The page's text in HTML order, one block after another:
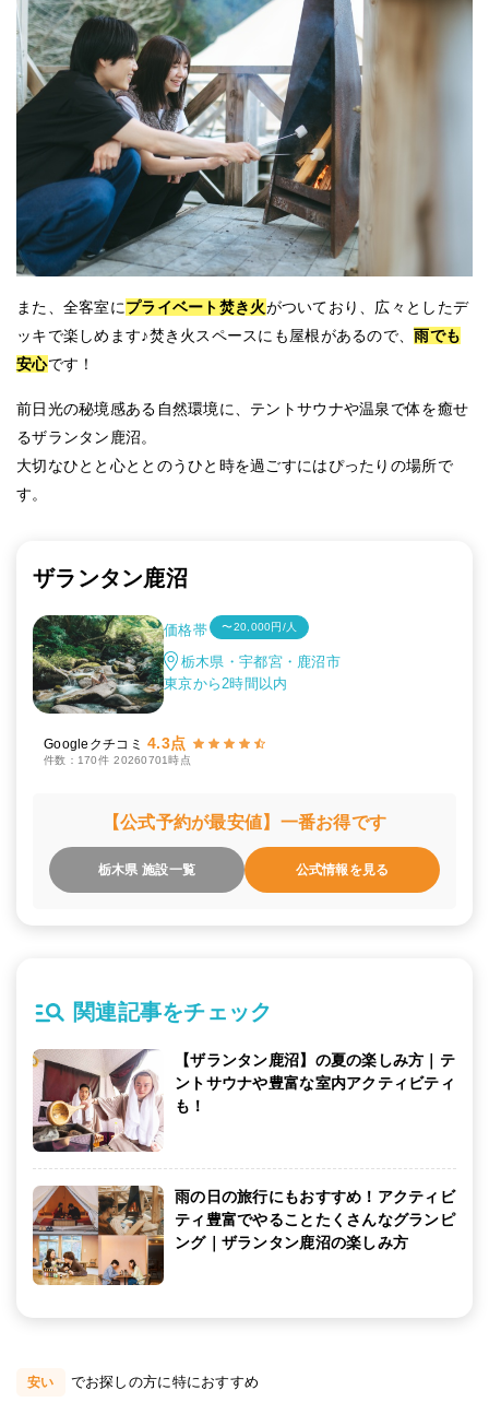
また、全客室にプライベート焚き火がついており、広々としたデ
ッキで楽しめます♪焚き火スペースにも屋根があるので、雨でも
安心です！
前日光の秘境感ある自然環境に、テントサウナや温泉で体を癒せ
るザランタン鹿沼。
大切なひとと心ととのうひと時を過ごすにはぴったりの場所で
す。
ザランタン鹿沼
価格帯 〜20,000円/人
栃木県・宇都宮・鹿沼市
東京から2時間以内
Googleクチコミ 4.3点
件数：170件 20260701時点
【公式予約が最安値】一番お得です
栃木県 施設一覧 公式情報を見る
関連記事をチェック
【ザランタン鹿沼】の夏の楽しみ方｜テ
ントサウナや豊富な室内アクティビティ
も！
雨の日の旅行にもおすすめ！アクティビ
ティ豊富でやることたくさんなグランピ
ング｜ザランタン鹿沼の楽しみ方
安い でお探しの方に特におすすめ